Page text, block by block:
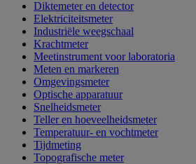
Diktemeter en detector
Elektriciteitsmeter
Industriële weegschaal
Krachtmeter
Meetinstrument voor laboratoria
Meten en markeren
Omgevingsmeter
Optische apparatuur
Snelheidsmeter
Teller en hoeveelheidsmeter
Temperatuur- en vochtmeter
Tijdmeting
Topografische meter